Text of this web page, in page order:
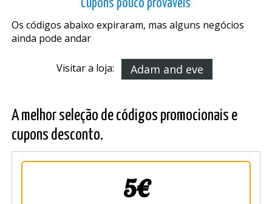
Cupons pouco prováveis
Os códigos abaixo expiraram, mas alguns negócios
ainda pode andar
Visitar a loja: Adam and eve
A melhor seleção de códigos promocionais e
cupons desconto.
5€